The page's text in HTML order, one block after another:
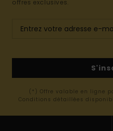
offres exclusives.
(*) Offre valable en ligne
Conditions détaillées